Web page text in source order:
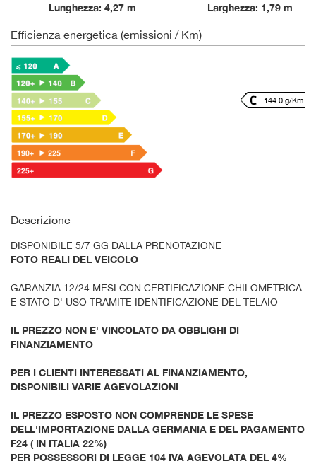
Lunghezza: 4,27 m Larghezza: 1,79 m
Efficienza energetica (emissioni / Km)
144.0 g/Km
Descrizione
DISPONIBILE 5/7 GG DALLA PRENOTAZIONE
FOTO REALI DEL VEICOLO
GARANZIA 12/24 MESI CON CERTIFICAZIONE CHILOMETRICA
E STATO D' USO TRAMITE IDENTIFICAZIONE DEL TELAIO
IL PREZZO NON E' VINCOLATO DA OBBLIGHI DI
FINANZIAMENTO
PER I CLIENTI INTERESSATI AL FINANZIAMENTO,
DISPONIBILI VARIE AGEVOLAZIONI
IL PREZZO ESPOSTO NON COMPRENDE LE SPESE
DELL'IMPORTAZIONE DALLA GERMANIA E DEL PAGAMENTO
F24 ( IN ITALIA 22%)
PER POSSESSORI DI LEGGE 104 IVA AGEVOLATA DEL 4%